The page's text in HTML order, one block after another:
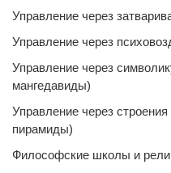
Управление через
Управление через
Управление через
мангедавиды)
Управление через
пирамиды)
Философские школы и